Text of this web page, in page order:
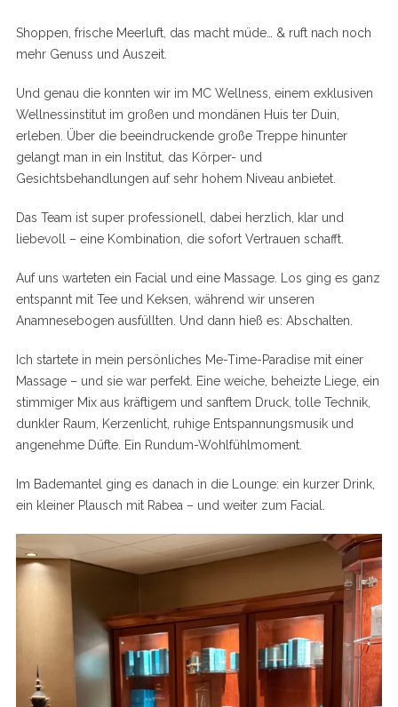
Shoppen, frische Meerluft, das macht müde… & ruft nach noch
mehr Genuss und Auszeit.
Und genau die konnten wir im MC Wellness, einem exklusiven
Wellnessinstitut im großen und mondänen Huis ter Duin,
erleben. Über die beeindruckende große Treppe hinunter
gelangt man in ein Institut, das Körper- und
Gesichtsbehandlungen auf sehr hohem Niveau anbietet.
Das Team ist super professionell, dabei herzlich, klar und
liebevoll – eine Kombination, die sofort Vertrauen schafft.
Auf uns warteten ein Facial und eine Massage. Los ging es ganz
entspannt mit Tee und Keksen, während wir unseren
Anamnesebogen ausfüllten. Und dann hieß es: Abschalten.
Ich startete in mein persönliches Me-Time-Paradise mit einer
Massage – und sie war perfekt. Eine weiche, beheizte Liege, ein
stimmiger Mix aus kräftigem und sanftem Druck, tolle Technik,
dunkler Raum, Kerzenlicht, ruhige Entspannungsmusik und
angenehme Düfte. Ein Rundum-Wohlfühlmoment.
Im Bademantel ging es danach in die Lounge: ein kurzer Drink,
ein kleiner Plausch mit Rabea – und weiter zum Facial.